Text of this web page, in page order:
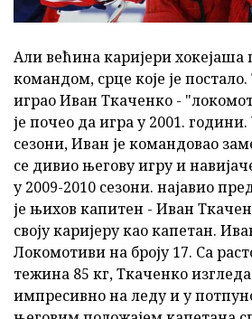
Али већина каријери хокејаша
командом, срце које је постало.
играо Иван Ткаченко -
је почео да игра у 2001. години.
сезони, Иван је командовао
се дивио његову игру и
у 2009-2010 сезони. најавио
је њихов капитен - Иван
своју каријеру као капетан.
Локомотиви на броју 17. Са
тежина 85 кг, Ткаченко
импресивно на леду и у